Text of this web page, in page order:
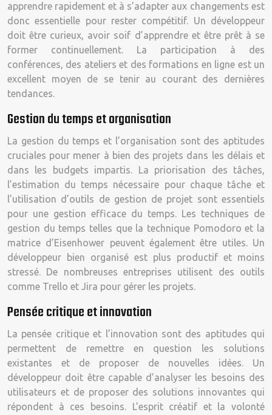
apprendre rapidement et à s’adapter aux changements est
donc essentielle pour rester compétitif. Un développeur
doit être curieux, avoir soif d’apprendre et être prêt à se
former continuellement. La participation à des
conférences, des ateliers et des formations en ligne est un
excellent moyen de se tenir au courant des dernières
tendances.
Gestion du temps et organisation
La gestion du temps et l’organisation sont des aptitudes
cruciales pour mener à bien des projets dans les délais et
dans les budgets impartis. La priorisation des tâches,
l’estimation du temps nécessaire pour chaque tâche et
l’utilisation d’outils de gestion de projet sont essentiels
pour une gestion efficace du temps. Les techniques de
gestion du temps telles que la technique Pomodoro et la
matrice d’Eisenhower peuvent également être utiles. Un
développeur bien organisé est plus productif et moins
stressé. De nombreuses entreprises utilisent des outils
comme Trello et Jira pour gérer les projets.
Pensée critique et innovation
La pensée critique et l’innovation sont des aptitudes qui
permettent de remettre en question les solutions
existantes et de proposer de nouvelles idées. Un
développeur doit être capable d’analyser les besoins des
utilisateurs et de proposer des solutions innovantes qui
répondent à ces besoins. L’esprit créatif et la volonté